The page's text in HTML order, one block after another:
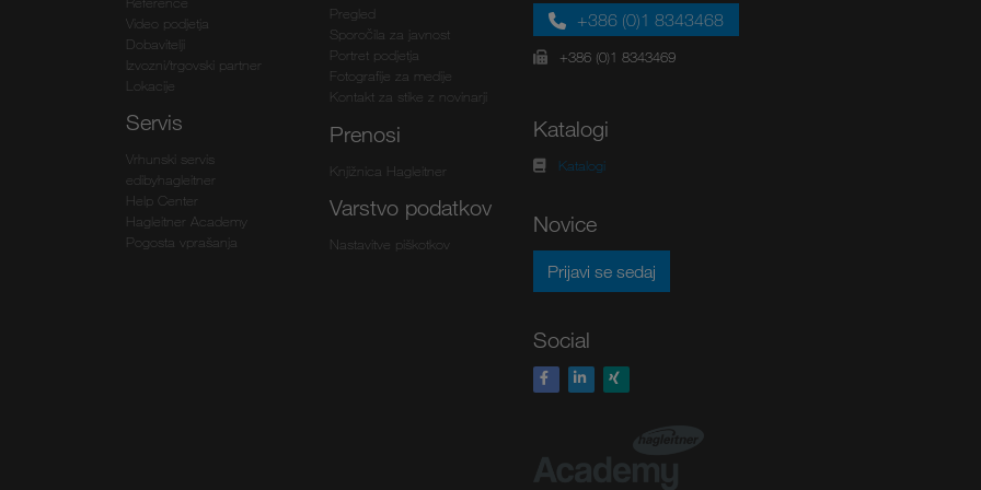
Video podjetja
Dobavitelji
Izvozni/trgovski partner
Lokacije
Servis
Vrhunski servis
edibyhagleitner
Help Center
Hagleitner Academy
Pogosta vprašanja
Pregled
Sporočila za javnost
Portret podjetja
Fotografije za medije
Kontakt za stike z novinarji
Prenosi
Knjižnica Hagleitner
Varstvo podatkov
Nastavitve piškotkov
+386 (0)1 8343468
+386 (0)1 8343469
Katalogi
Katalogi
Novice
Prijavi se sedaj
Social